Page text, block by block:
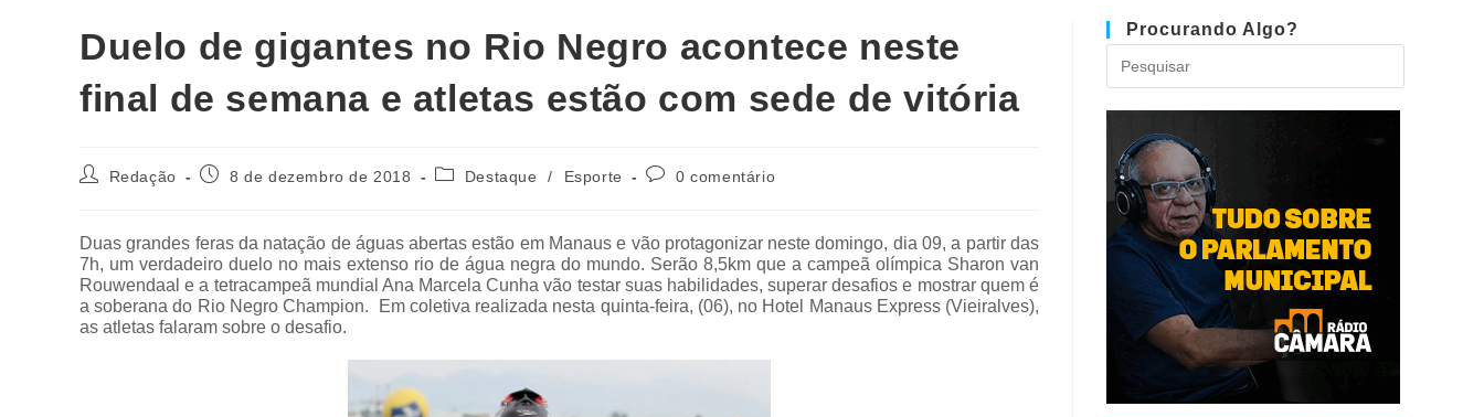
Duelo de gigantes no Rio Negro acontece neste
final de semana e atletas estão com sede de vitória
Redação 8 de dezembro de 2018 Destaque / Esporte 0 comentário
Duas grandes feras da natação de águas abertas estão em Manaus e vão protagonizar neste domingo, dia 09, a partir das
7h, um verdadeiro duelo no mais extenso rio de água negra do mundo. Serão 8,5km que a campeã olímpica Sharon van
Rouwendaal e a tetracampeã mundial Ana Marcela Cunha vão testar suas habilidades, superar desafios e mostrar quem é
a soberana do Rio Negro Champion. Em coletiva realizada nesta quinta-feira, (06), no Hotel Manaus Express (Vieiralves),
as atletas falaram sobre o desafio.
Procurando Algo?